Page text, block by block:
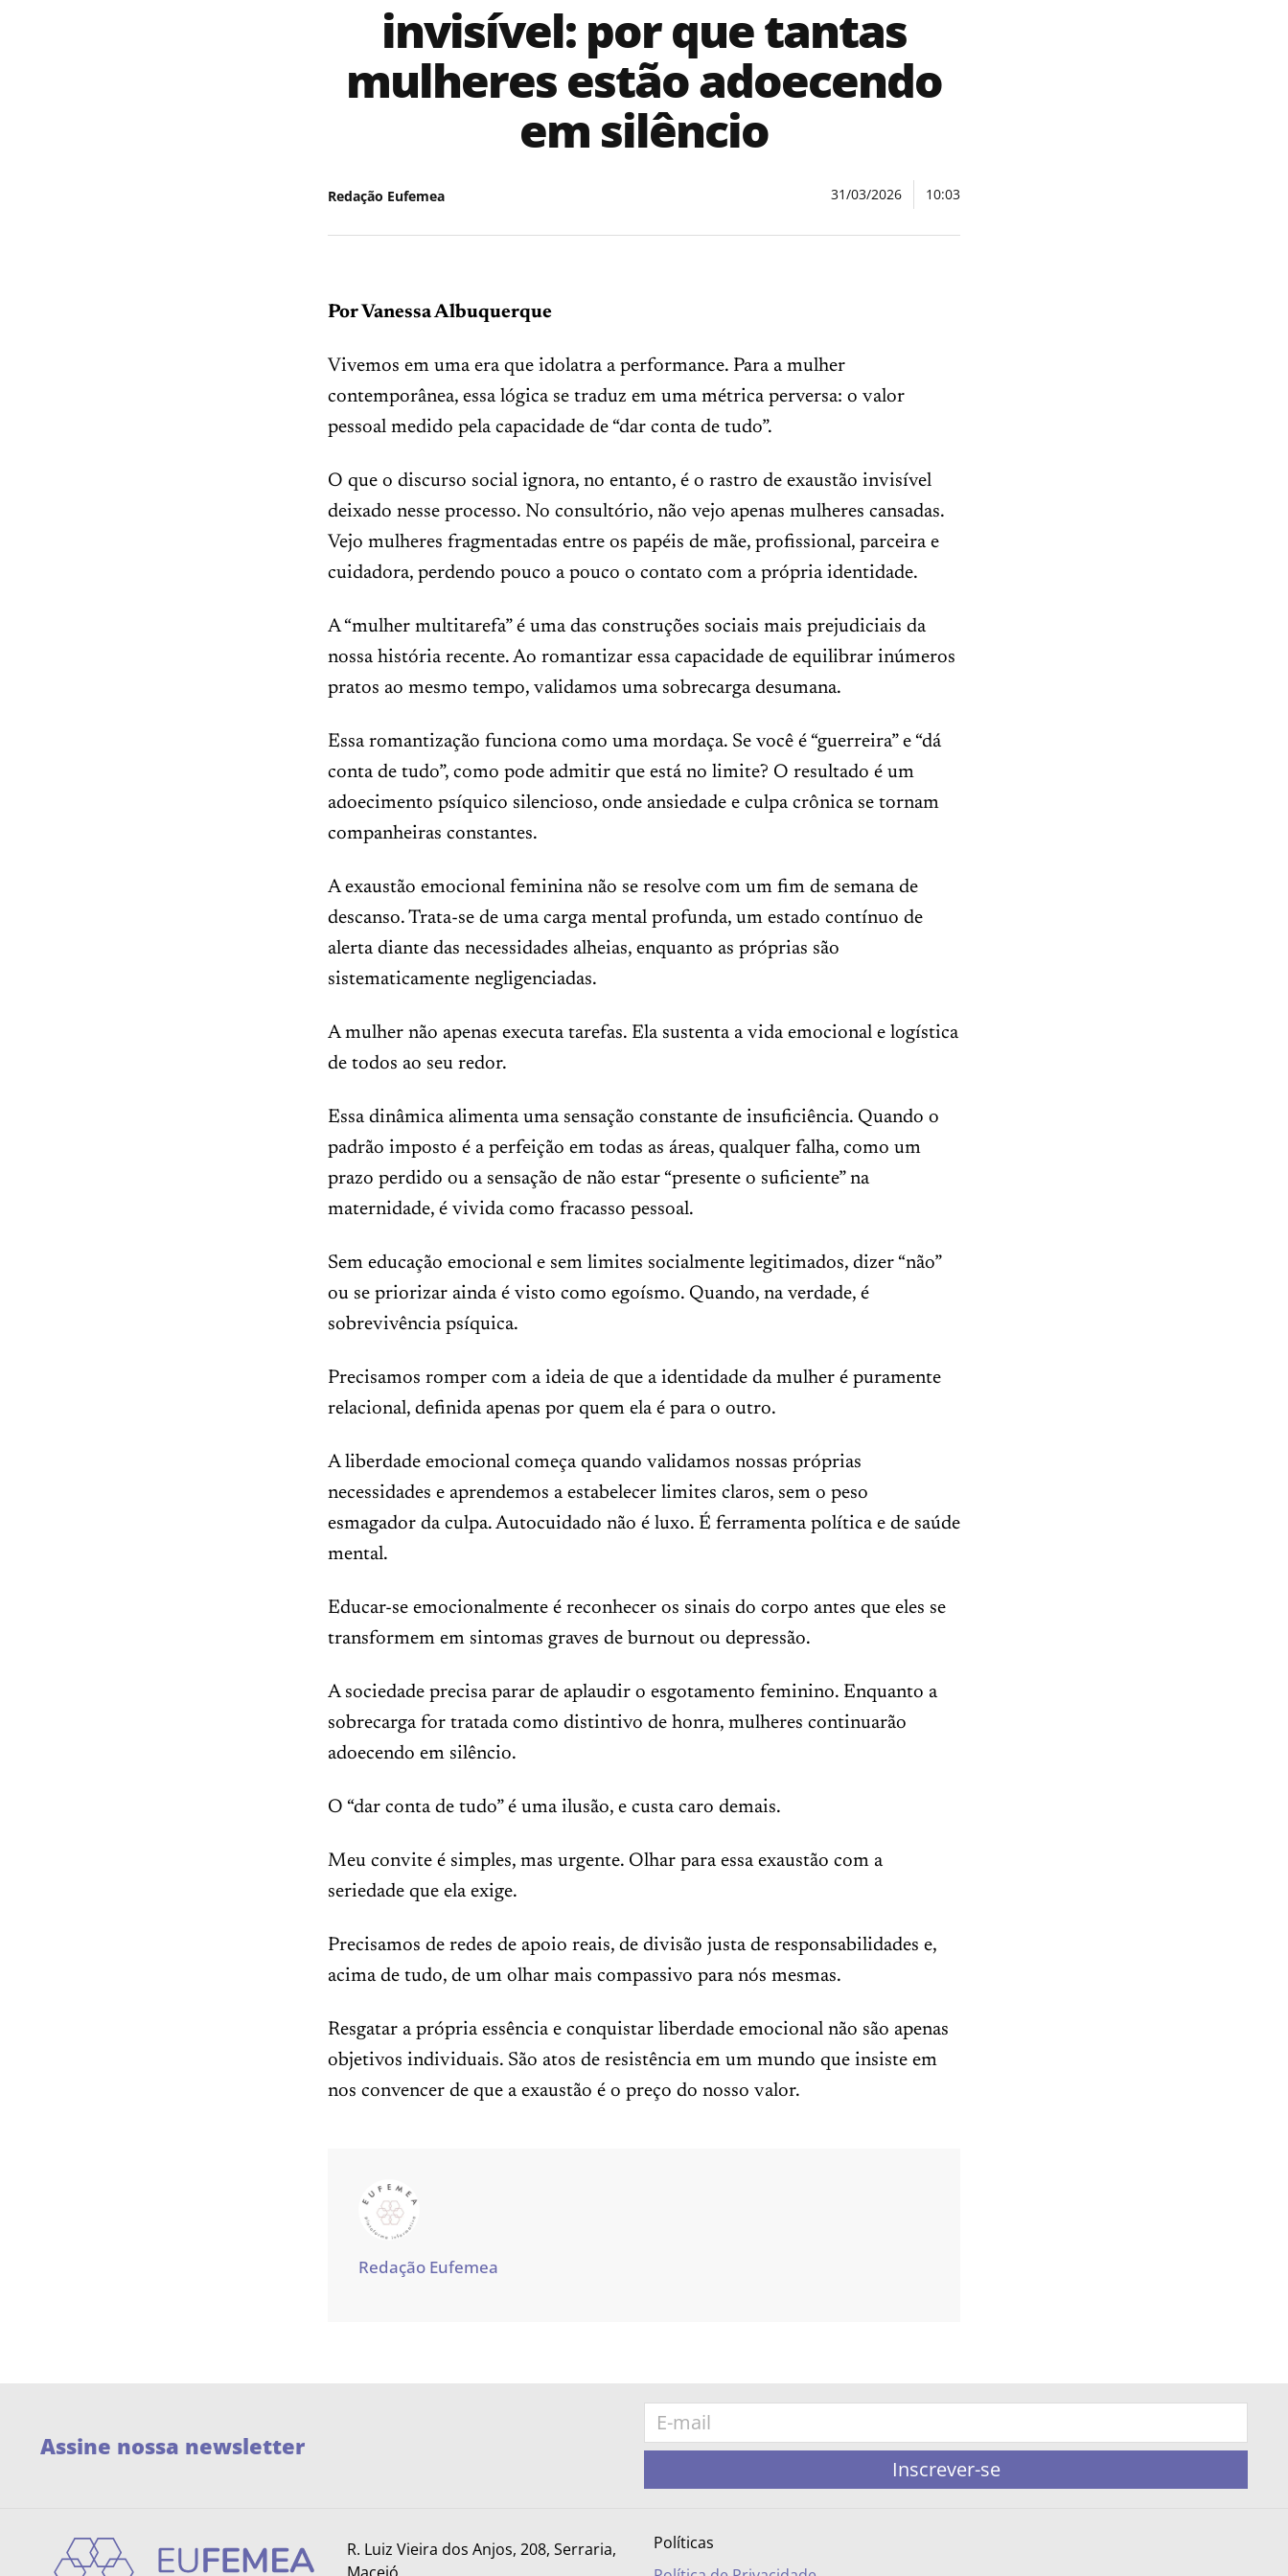
invisível: por que tantas
mulheres estão adoecendo
em silêncio
Redação Eufemea 31/03/2026 10:03
Por Vanessa Albuquerque
Vivemos em uma era que idolatra a performance. Para a mulher
contemporânea, essa lógica se traduz em uma métrica perversa: o valor
pessoal medido pela capacidade de “dar conta de tudo”.
O que o discurso social ignora, no entanto, é o rastro de exaustão invisível
deixado nesse processo. No consultório, não vejo apenas mulheres cansadas.
Vejo mulheres fragmentadas entre os papéis de mãe, profissional, parceira e
cuidadora, perdendo pouco a pouco o contato com a própria identidade.
A “mulher multitarefa” é uma das construções sociais mais prejudiciais da
nossa história recente. Ao romantizar essa capacidade de equilibrar inúmeros
pratos ao mesmo tempo, validamos uma sobrecarga desumana.
Essa romantização funciona como uma mordaça. Se você é “guerreira” e “dá
conta de tudo”, como pode admitir que está no limite? O resultado é um
adoecimento psíquico silencioso, onde ansiedade e culpa crônica se tornam
companheiras constantes.
A exaustão emocional feminina não se resolve com um fim de semana de
descanso. Trata-se de uma carga mental profunda, um estado contínuo de
alerta diante das necessidades alheias, enquanto as próprias são
sistematicamente negligenciadas.
A mulher não apenas executa tarefas. Ela sustenta a vida emocional e logística
de todos ao seu redor.
Essa dinâmica alimenta uma sensação constante de insuficiência. Quando o
padrão imposto é a perfeição em todas as áreas, qualquer falha, como um
prazo perdido ou a sensação de não estar “presente o suficiente” na
maternidade, é vivida como fracasso pessoal.
Sem educação emocional e sem limites socialmente legitimados, dizer “não”
ou se priorizar ainda é visto como egoísmo. Quando, na verdade, é
sobrevivência psíquica.
Precisamos romper com a ideia de que a identidade da mulher é puramente
relacional, definida apenas por quem ela é para o outro.
A liberdade emocional começa quando validamos nossas próprias
necessidades e aprendemos a estabelecer limites claros, sem o peso
esmagador da culpa. Autocuidado não é luxo. É ferramenta política e de saúde
mental.
Educar-se emocionalmente é reconhecer os sinais do corpo antes que eles se
transformem em sintomas graves de burnout ou depressão.
A sociedade precisa parar de aplaudir o esgotamento feminino. Enquanto a
sobrecarga for tratada como distintivo de honra, mulheres continuarão
adoecendo em silêncio.
O “dar conta de tudo” é uma ilusão, e custa caro demais.
Meu convite é simples, mas urgente. Olhar para essa exaustão com a
seriedade que ela exige.
Precisamos de redes de apoio reais, de divisão justa de responsabilidades e,
acima de tudo, de um olhar mais compassivo para nós mesmas.
Resgatar a própria essência e conquistar liberdade emocional não são apenas
objetivos individuais. São atos de resistência em um mundo que insiste em
nos convencer de que a exaustão é o preço do nosso valor.
Redação Eufemea
Assine nossa newsletter
Inscrever-se
R. Luiz Vieira dos Anjos, 208, Serraria,
Políticas